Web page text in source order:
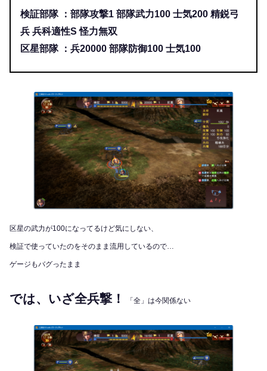
検証部隊 ：部隊攻撃1 部隊武力100 士気200 精鋭弓
兵 兵科適性S 怪力無双
区星部隊 ：兵20000 部隊防御100 士気100
区星の武力が100になってるけど気にしない、
検証で使っていたのをそのまま流用しているので…
ゲージもバグったまま
では、いざ全兵撃！ 「全」は今関係ない